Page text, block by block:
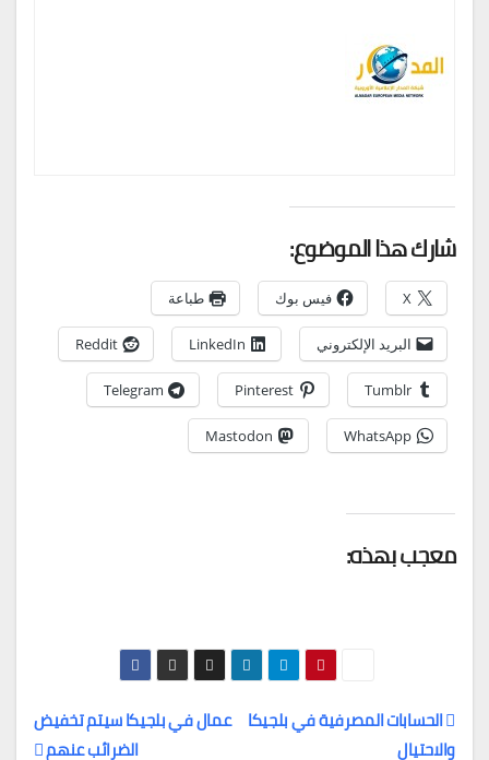
شارك هذا الموضوع:
X فيس بوك طباعة
البريد الإلكتروني LinkedIn
Reddit
Tumblr
Pinterest
Telegram
WhatsApp
Mastodon
معجب بهذه:
عمال في بلجيكا سيتم تخفيض
الضرائب عنهم
الحسابات المصرفية في بلجيكا
والاحتيال